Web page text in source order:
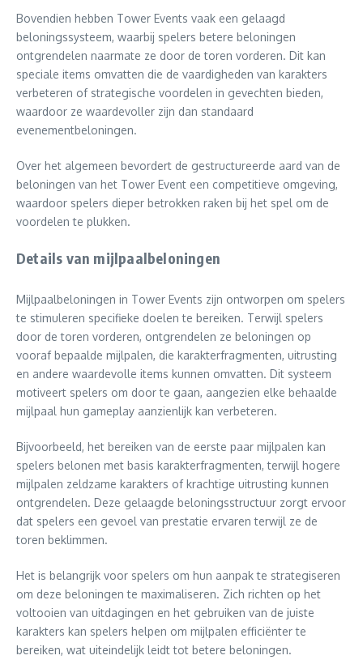
Bovendien hebben Tower Events vaak een gelaagd
beloningssysteem, waarbij spelers betere beloningen
ontgrendelen naarmate ze door de toren vorderen. Dit kan
speciale items omvatten die de vaardigheden van karakters
verbeteren of strategische voordelen in gevechten bieden,
waardoor ze waardevoller zijn dan standaard
evenementbeloningen.
Over het algemeen bevordert de gestructureerde aard van de
beloningen van het Tower Event een competitieve omgeving,
waardoor spelers dieper betrokken raken bij het spel om de
voordelen te plukken.
Details van mijlpaalbeloningen
Mijlpaalbeloningen in Tower Events zijn ontworpen om spelers
te stimuleren specifieke doelen te bereiken. Terwijl spelers
door de toren vorderen, ontgrendelen ze beloningen op
vooraf bepaalde mijlpalen, die karakterfragmenten, uitrusting
en andere waardevolle items kunnen omvatten. Dit systeem
motiveert spelers om door te gaan, aangezien elke behaalde
mijlpaal hun gameplay aanzienlijk kan verbeteren.
Bijvoorbeeld, het bereiken van de eerste paar mijlpalen kan
spelers belonen met basis karakterfragmenten, terwijl hogere
mijlpalen zeldzame karakters of krachtige uitrusting kunnen
ontgrendelen. Deze gelaagde beloningsstructuur zorgt ervoor
dat spelers een gevoel van prestatie ervaren terwijl ze de
toren beklimmen.
Het is belangrijk voor spelers om hun aanpak te strategiseren
om deze beloningen te maximaliseren. Zich richten op het
voltooien van uitdagingen en het gebruiken van de juiste
karakters kan spelers helpen om mijlpalen efficiënter te
bereiken, wat uiteindelijk leidt tot betere beloningen.